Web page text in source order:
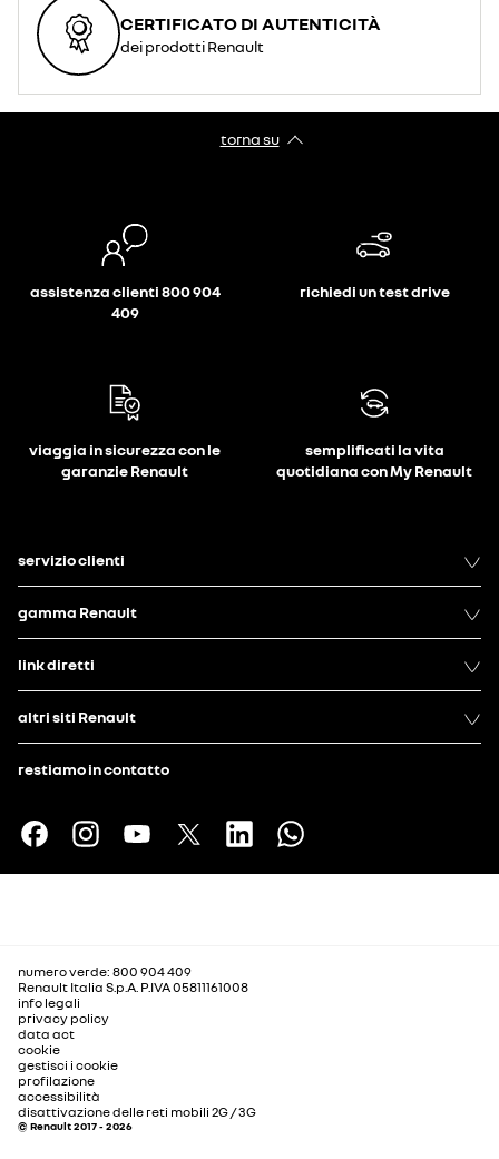
CERTIFICATO DI AUTENTICITÀ
dei prodotti Renault
torna su
assistenza clienti 800 904
409
richiedi un test drive
viaggia in sicurezza con le
garanzie Renault
semplificati la vita
quotidiana con My Renault
servizio clienti
gamma Renault
link diretti
altri siti Renault
restiamo in contatto
numero verde: 800 904 409
Renault Italia S.p.A. P.IVA 05811161008
info legali
privacy policy
data act
cookie
gestisci i cookie
profilazione
accessibilità
disattivazione delle reti mobili 2G / 3G
© Renault 2017 - 2026